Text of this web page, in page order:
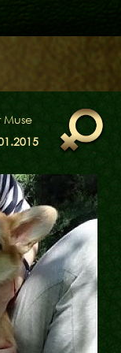
Muse